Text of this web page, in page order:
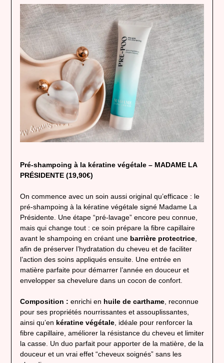
Pré-shampoing à la kératine végétale – MADAME LA
PRÉSIDENTE (19,90€)
On commence avec un soin aussi original qu’efficace : le
pré-shampoing à la kératine végétale signé Madame La
Présidente. Une étape “pré-lavage” encore peu connue,
mais qui change tout : ce soin prépare la fibre capillaire
avant le shampoing en créant une barrière protectrice,
afin de préserver l’hydratation du cheveu et de faciliter
l’action des soins appliqués ensuite. Une entrée en
matière parfaite pour démarrer l’année en douceur et
envelopper sa chevelure dans un cocon de confort.
Composition : enrichi en huile de carthame, reconnue
pour ses propriétés nourrissantes et assouplissantes,
ainsi qu’en kératine végétale, idéale pour renforcer la
fibre capillaire, améliorer la résistance du cheveu et limiter
la casse. Un duo parfait pour apporter de la matière, de la
douceur et un vrai effet “cheveux soignés” sans les